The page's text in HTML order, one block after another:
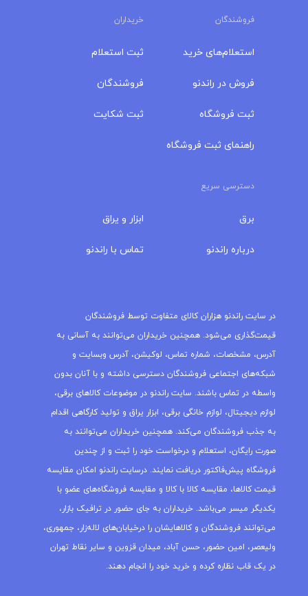
فروشندگان خریداران
استعلام‌های خرید
فروش در راندنو
ثبت فروشگاه
راهنمای ثبت فروشگاه
ثبت استعلام
فروشندگان
ثبت شکایت
دسترسی سریع
برق
درباره‌ راندنو
ابزار و یراق
تماس با راندنو
در سایت راندنو هزاران کالای متفاوت توسط فروشندگان
قیمت‌گذاری می‌شود. همچنین خریداران می‌توانند به آسانی به
آدرس، مشخصات، شماره تماس، لوکیشن، آدرس وبسایت و
شبکه‌های اجتماعی فروشندگان دسترسی داشته و با آنان بدون
واسطه در تماس باشند. سایت راندنو در موضوعات کالاهای برقی،
لوازم دیجیتال، لوازم خانگی برقی، ابزار یراق و تولید کارگاهی اقدام
به جذب فروشندگان می‌کند. همچنین خریداران می‌توانند به
صورت رایگان، استعلام و درخواست خود را ثبت و از چندین
فروشگاه پیش‌فاکتور دریافت نمایند. درسایت راندنو امکان مقایسه
قیمت کالاها، مقایسه کالا با کالا و مقایسه فروشگاه‌های عضو با
یکدیگر میسر می‌باشد. خریداران به جای حضور در ترافیک بازار،
می‌توانند فروشندگان و کالاهایشان را درخیابان‌های لاله‌زار، جمهوری،
ولیعصر، امین حضور، حسن آباد، میدان قزوین و سایر نقاط تهران
در یک قاب نظاره کرده و خرید خود را انجام دهند.